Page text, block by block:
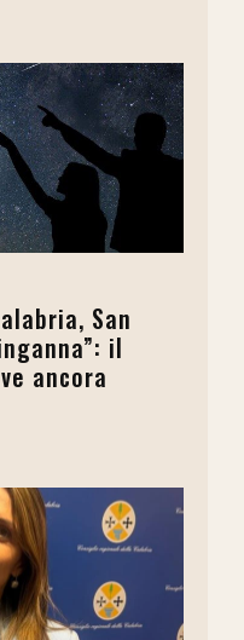
San
il
ancora